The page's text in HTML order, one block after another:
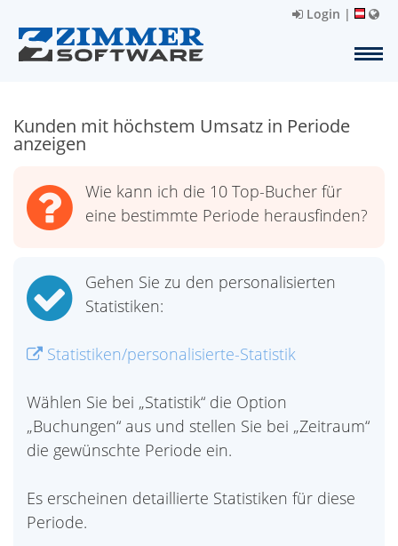
Login |
Kunden mit höchstem Umsatz in Periode
anzeigen
Wie kann ich die 10 Top-Bucher für
eine bestimmte Periode herausfinden?
Gehen Sie zu den personalisierten
Statistiken:
Statistiken/personalisierte-Statistik
Wählen Sie bei „Statistik“ die Option
„Buchungen“ aus und stellen Sie bei „Zeitraum“
die gewünschte Periode ein.
Es erscheinen detaillierte Statistiken für diese
Periode.